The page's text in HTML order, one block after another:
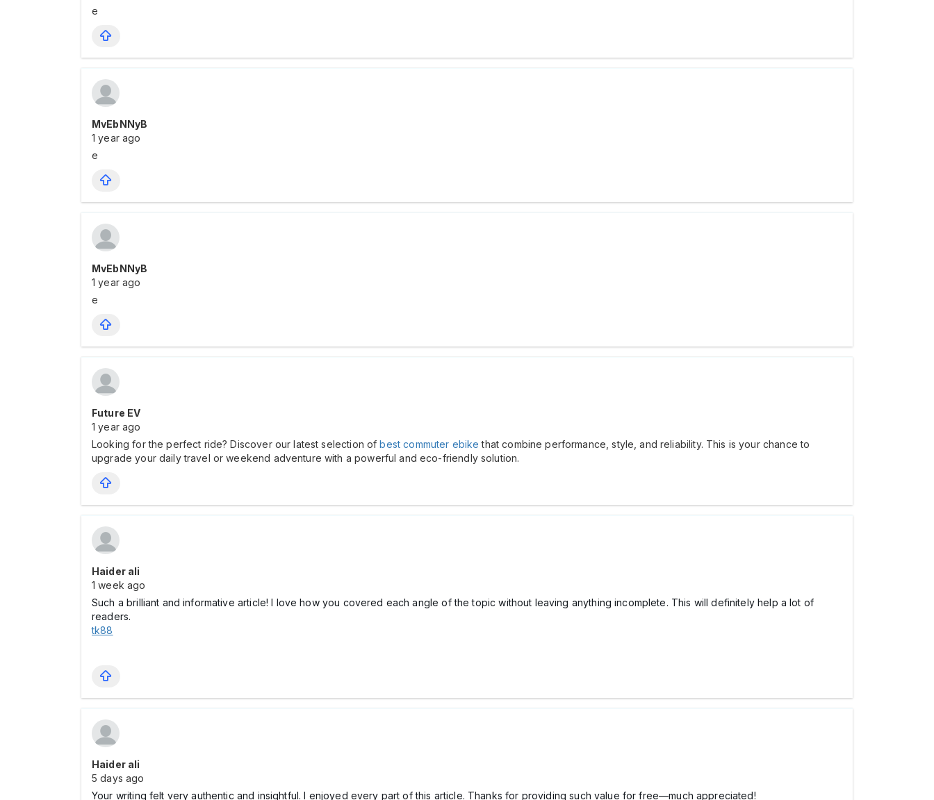
e
MvEbNNyB
1 year ago
e
MvEbNNyB
1 year ago
e
Future EV
1 year ago
Looking for the perfect ride? Discover our latest selection ofbest commuter ebike that combine performance, style, and reliability. This is your chance to
upgrade your daily travel or weekend adventure with a powerful and eco-friendly solution.
Haider ali
1 week ago
Such a brilliant and informative article! I love how you covered each angle of the topic without leaving anything incomplete. This will definitely help a lot of
readers.
tk88
Haider ali
5 days ago
Your writing felt very authentic and insightful. I enjoyed every part of this article. Thanks for providing such value for free—much appreciated!